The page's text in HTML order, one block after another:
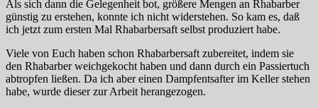
Als sich dann die Gelegenheit bot, größere Mengen an Rhabarber
günstig zu erstehen, konnte ich nicht widerstehen. So kam es, daß
ich jetzt zum ersten Mal Rhabarbersaft selbst produziert habe.
Viele von Euch haben schon Rhabarbersaft zubereitet, indem sie
den Rhabarber weichgekocht haben und dann durch ein Passiertuch
abtropfen ließen. Da ich aber einen Dampfentsafter im Keller stehen
habe, wurde dieser zur Arbeit herangezogen.